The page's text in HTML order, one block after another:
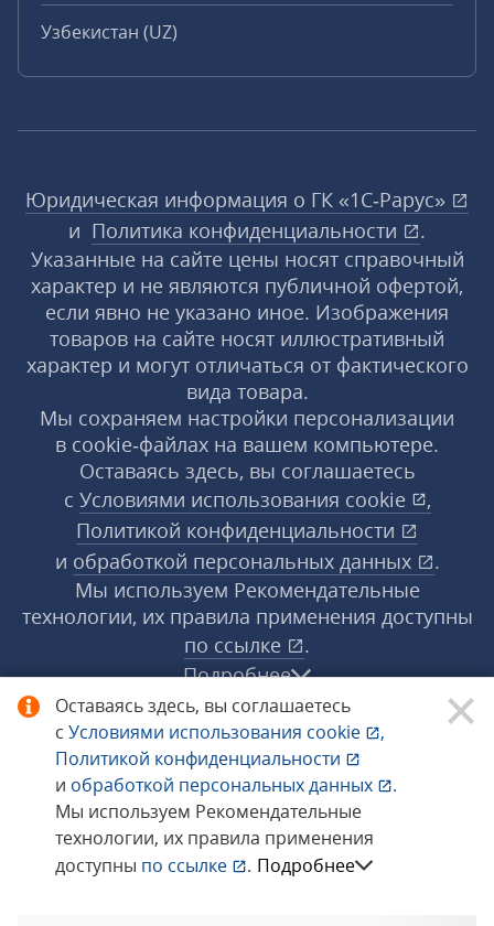
Оставаясь здесь, вы соглашаетесь
с Условиями использования cookie
,
Политикой конфиденциальности
и обработкой персональных данных
.
Мы используем Рекомендательные
технологии, их правила применения
доступны по ссылке . Подробнее
Узбекистан (UZ)
Юридическая информация о ГК «1С‑Рарус»
и Политика конфиденциальности
.
Указанные на сайте цены носят справочный
характер и не являются публичной офертой,
если явно не указано иное. Изображения
товаров на сайте носят иллюстративный
характер и могут отличаться от фактического
вида товара.
Мы сохраняем настройки персонализации
в cookie‑файлах на вашем компьютере.
Оставаясь здесь, вы соглашаетесь
с Условиями использования cookie
,
Политикой конфиденциальности
и обработкой персональных данных
.
Мы используем Рекомендательные
технологии, их правила применения доступны
по ссылке
.
Подробнее
© 1998−2026 «1С‑Рарус» ®. Все права
защищены.
Сообщить об ошибке